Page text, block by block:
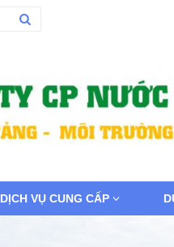
DỊCH VỤ CUNG CẤP